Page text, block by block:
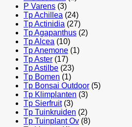
P Varens (3)
Tp Achillea (24)
Tp Actinidia (27)
Tp Agapanthus (2)
Tp Alcea (10)
Tp Anemone (1)
Tp Aster (17)
Tp Astilbe (23)
Tp Bomen (1)
Tp Bonsai Outdoor (5)
Tp Klimplanten (3)
Tp Sierfruit (3)
Tp Tuinkruiden (2)
Tp Tuinplant Ov (8)